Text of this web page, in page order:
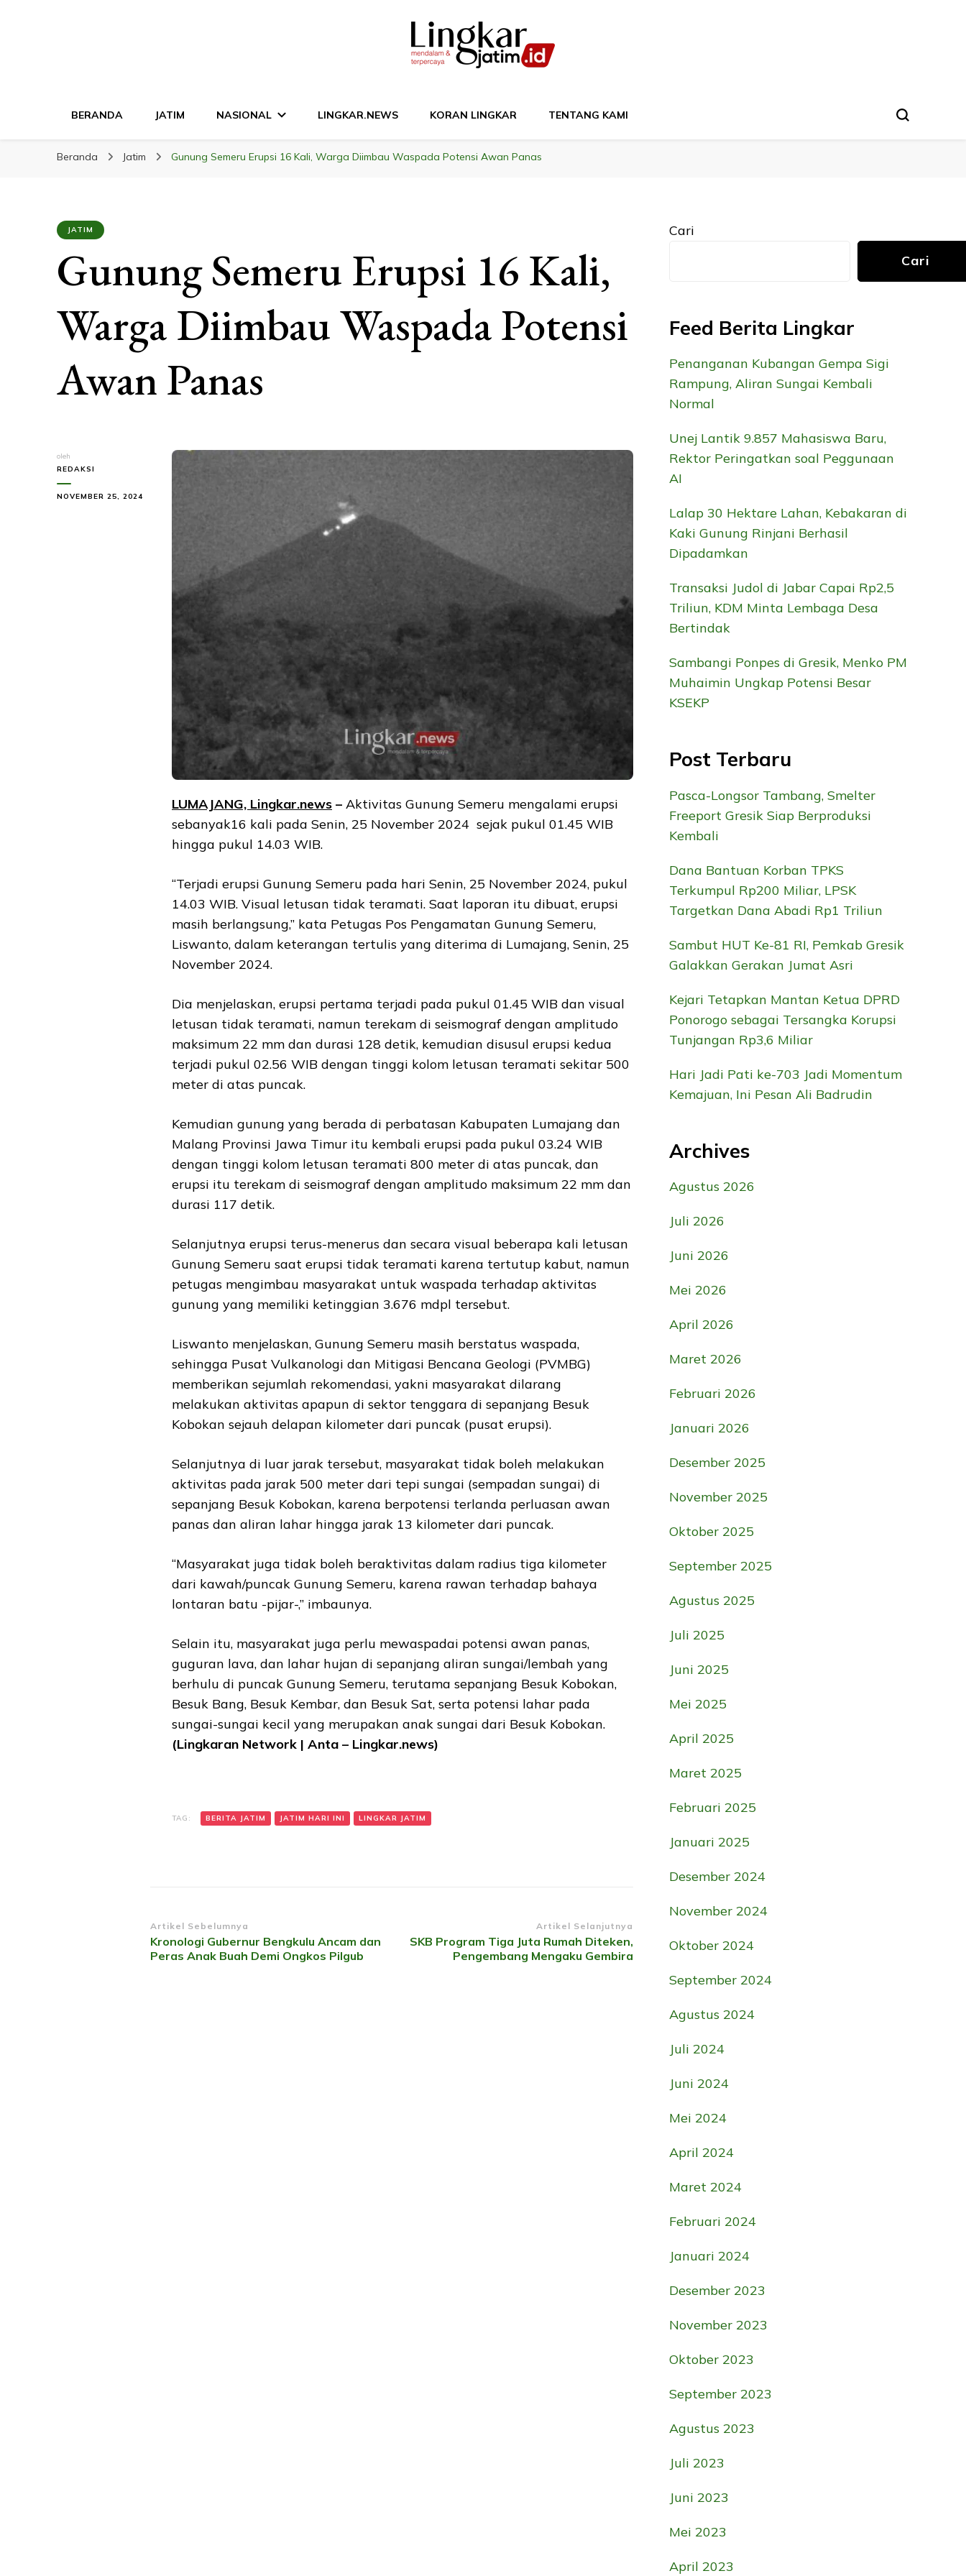
BERANDA JATIM NASIONAL LINGKAR.NEWS KORAN LINGKAR TENTANG KAMI
Beranda Jatim Gunung Semeru Erupsi 16 Kali, Warga Diimbau Waspada Potensi Awan Panas
JATIM
Gunung Semeru Erupsi 16 Kali,
Warga Diimbau Waspada Potensi
Awan Panas
oleh
REDAKSI
NOVEMBER 25, 2024
LUMAJANG, Lingkar.news – Aktivitas Gunung Semeru mengalami erupsi
sebanyak16 kali pada Senin, 25 November 2024 sejak pukul 01.45 WIB
hingga pukul 14.03 WIB.
“Terjadi erupsi Gunung Semeru pada hari Senin, 25 November 2024, pukul
14.03 WIB. Visual letusan tidak teramati. Saat laporan itu dibuat, erupsi
masih berlangsung,” kata Petugas Pos Pengamatan Gunung Semeru,
Liswanto, dalam keterangan tertulis yang diterima di Lumajang, Senin, 25
November 2024.
Dia menjelaskan, erupsi pertama terjadi pada pukul 01.45 WIB dan visual
letusan tidak teramati, namun terekam di seismograf dengan amplitudo
maksimum 22 mm dan durasi 128 detik, kemudian disusul erupsi kedua
terjadi pukul 02.56 WIB dengan tinggi kolom letusan teramati sekitar 500
meter di atas puncak.
Kemudian gunung yang berada di perbatasan Kabupaten Lumajang dan
Malang Provinsi Jawa Timur itu kembali erupsi pada pukul 03.24 WIB
dengan tinggi kolom letusan teramati 800 meter di atas puncak, dan
erupsi itu terekam di seismograf dengan amplitudo maksimum 22 mm dan
durasi 117 detik.
Selanjutnya erupsi terus-menerus dan secara visual beberapa kali letusan
Gunung Semeru saat erupsi tidak teramati karena tertutup kabut, namun
petugas mengimbau masyarakat untuk waspada terhadap aktivitas
gunung yang memiliki ketinggian 3.676 mdpl tersebut.
Liswanto menjelaskan, Gunung Semeru masih berstatus waspada,
sehingga Pusat Vulkanologi dan Mitigasi Bencana Geologi (PVMBG)
memberikan sejumlah rekomendasi, yakni masyarakat dilarang
melakukan aktivitas apapun di sektor tenggara di sepanjang Besuk
Kobokan sejauh delapan kilometer dari puncak (pusat erupsi).
Selanjutnya di luar jarak tersebut, masyarakat tidak boleh melakukan
aktivitas pada jarak 500 meter dari tepi sungai (sempadan sungai) di
sepanjang Besuk Kobokan, karena berpotensi terlanda perluasan awan
panas dan aliran lahar hingga jarak 13 kilometer dari puncak.
“Masyarakat juga tidak boleh beraktivitas dalam radius tiga kilometer
dari kawah/puncak Gunung Semeru, karena rawan terhadap bahaya
lontaran batu -pijar-,” imbaunya.
Selain itu, masyarakat juga perlu mewaspadai potensi awan panas,
guguran lava, dan lahar hujan di sepanjang aliran sungai/lembah yang
berhulu di puncak Gunung Semeru, terutama sepanjang Besuk Kobokan,
Besuk Bang, Besuk Kembar, dan Besuk Sat, serta potensi lahar pada
sungai-sungai kecil yang merupakan anak sungai dari Besuk Kobokan.
(Lingkaran Network | Anta – Lingkar.news)
TAG: BERITA JATIM JATIM HARI INI LINGKAR JATIM
Navigasi
Artikel
Artikel Sebelumnya
Kronologi Gubernur Bengkulu Ancam dan
Peras Anak Buah Demi Ongkos Pilgub
Artikel Selanjutnya
SKB Program Tiga Juta Rumah Diteken,
Pengembang Mengaku Gembira
Cari
Cari
Feed Berita Lingkar
Penanganan Kubangan Gempa Sigi
Rampung, Aliran Sungai Kembali
Normal
Unej Lantik 9.857 Mahasiswa Baru,
Rektor Peringatkan soal Peggunaan
AI
Lalap 30 Hektare Lahan, Kebakaran di
Kaki Gunung Rinjani Berhasil
Dipadamkan
Transaksi Judol di Jabar Capai Rp2,5
Triliun, KDM Minta Lembaga Desa
Bertindak
Sambangi Ponpes di Gresik, Menko PM
Muhaimin Ungkap Potensi Besar
KSEKP
Post Terbaru
Pasca-Longsor Tambang, Smelter
Freeport Gresik Siap Berproduksi
Kembali
Dana Bantuan Korban TPKS
Terkumpul Rp200 Miliar, LPSK
Targetkan Dana Abadi Rp1 Triliun
Sambut HUT Ke-81 RI, Pemkab Gresik
Galakkan Gerakan Jumat Asri
Kejari Tetapkan Mantan Ketua DPRD
Ponorogo sebagai Tersangka Korupsi
Tunjangan Rp3,6 Miliar
Hari Jadi Pati ke-703 Jadi Momentum
Kemajuan, Ini Pesan Ali Badrudin
Archives
Agustus 2026
Juli 2026
Juni 2026
Mei 2026
April 2026
Maret 2026
Februari 2026
Januari 2026
Desember 2025
November 2025
Oktober 2025
September 2025
Agustus 2025
Juli 2025
Juni 2025
Mei 2025
April 2025
Maret 2025
Februari 2025
Januari 2025
Desember 2024
November 2024
Oktober 2024
September 2024
Agustus 2024
Juli 2024
Juni 2024
Mei 2024
April 2024
Maret 2024
Februari 2024
Januari 2024
Desember 2023
November 2023
Oktober 2023
September 2023
Agustus 2023
Juli 2023
Juni 2023
Mei 2023
April 2023